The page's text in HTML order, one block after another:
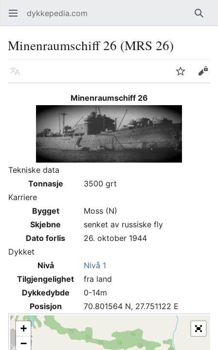
Åpne hovedmenyen dykkepedia.com Søk
Minenraumschiff 26 (MRS 26)
Språk Overvåk Rediger
Minenraumschiff 26
Tekniske data
Tonnasje
3500 grt
Karriere
Bygget
Moss (N)
Skjebne
senket av russiske fly
Dato forlis
26. oktober 1944
Dykket
Nivå
Nivå 1
Tilgjengelighet
fra land
Dykkedybde
0-14m
Posisjon
70.801564 N, 27.751122 E
+
−